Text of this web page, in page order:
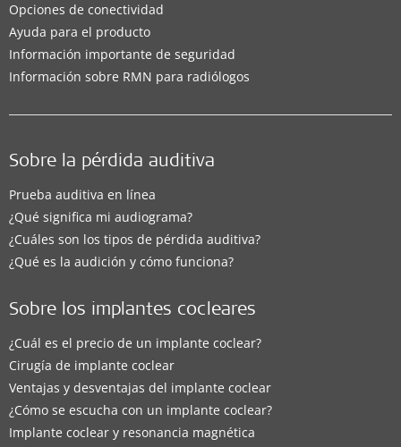
Opciones de conectividad
Ayuda para el producto
Información importante de seguridad
Información sobre RMN para radiólogos
Sobre la pérdida auditiva
Prueba auditiva en línea
¿Qué significa mi audiograma?
¿Cuáles son los tipos de pérdida auditiva?
¿Qué es la audición y cómo funciona?
Sobre los implantes cocleares
¿Cuál es el precio de un implante coclear?
Cirugía de implante coclear
Ventajas y desventajas del implante coclear
¿Cómo se escucha con un implante coclear?
Implante coclear y resonancia magnética